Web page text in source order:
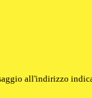
all'indirizzo